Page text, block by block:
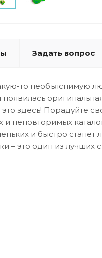
Задать вопрос
то необъяснимую
появилась
это здесь!
и неповторимых
и быстро станет
– это один из